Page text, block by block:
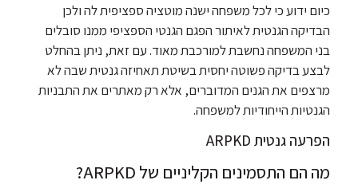
כיום ידוע כי לכל משפחה ישנה מוטציה ספציפית לה ולכן
הבדיקה הגנטית לאיתור הפגם הגנטי הספציפי ממנו סובלים
בני המשפחה נחשבת למורכבת מאוד. עם זאת, ניתן בהחלט
לבצע בדיקה פשוטה יחסית בשיטת תאחיזה גנטית שבה לא
מרצפים את הגנים המדוברים, אלא רק מאתרים את התבניות
הגנטיות הייחודיות למשפחה.
הפרעה גנטית ARPKD
מה הם התסמינים הקליניים של ARPKD?